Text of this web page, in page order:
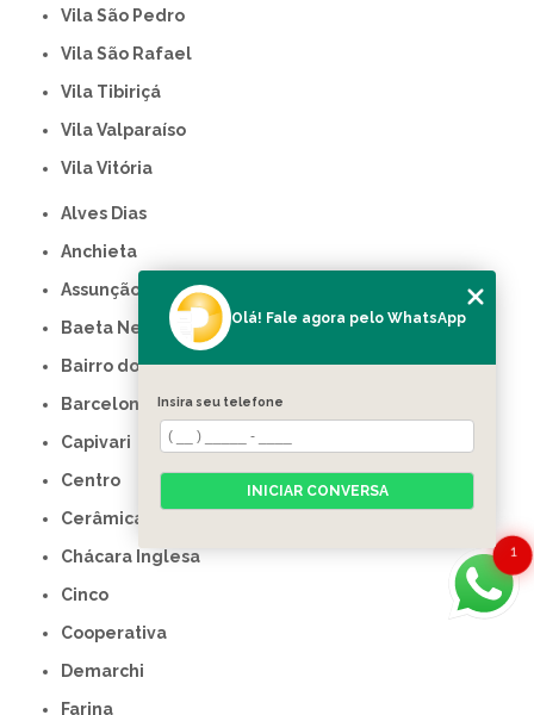
Vila São Pedro
Vila São Rafael
Vila Tibiriçá
Vila Valparaíso
Vila Vitória
Alves Dias
Anchieta
Assunção
Baeta Neves
Bairro dos Casas
Barcelona
Capivari
Centro
Cerâmica
Chácara Inglesa
Cinco
Cooperativa
Demarchi
Farina
1
Olá! Fale agora pelo WhatsApp
Insira seu telefone
INICIAR CONVERSA